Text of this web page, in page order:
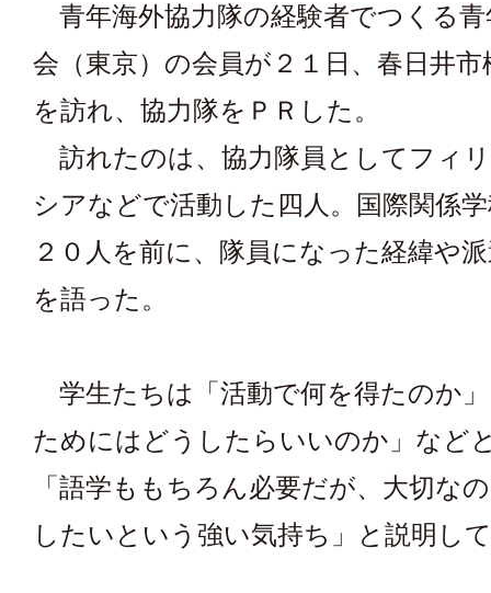
青年海外協力隊の経験者でつくる青
会（東京）の会員が２１日、春日井
を訪れ、協力隊をＰＲした。
訪れたのは、協力隊員としてフィ
シアなどで活動した四人。国際関係
２０人を前に、隊員になった経緯や
を語った。
学生たちは「活動で何を得たのか
ためにはどうしたらいいのか」など
「語学ももちろん必要だが、大切な
したいという強い気持ち」と説明し